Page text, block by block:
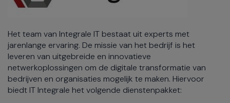
Het team van Integrale IT bestaat uit experts met
jarenlange ervaring. De missie van het bedrijf is het
leveren van uitgebreide en innovatieve
netwerkoplossingen om de digitale transformatie van
bedrijven en organisaties mogelijk te maken. Hiervoor
biedt IT Integrale het volgende dienstenpakket: